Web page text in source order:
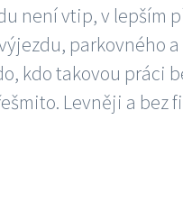
není vtip, v lepším
parkovného
kdo takovou práci
Levněji a bez